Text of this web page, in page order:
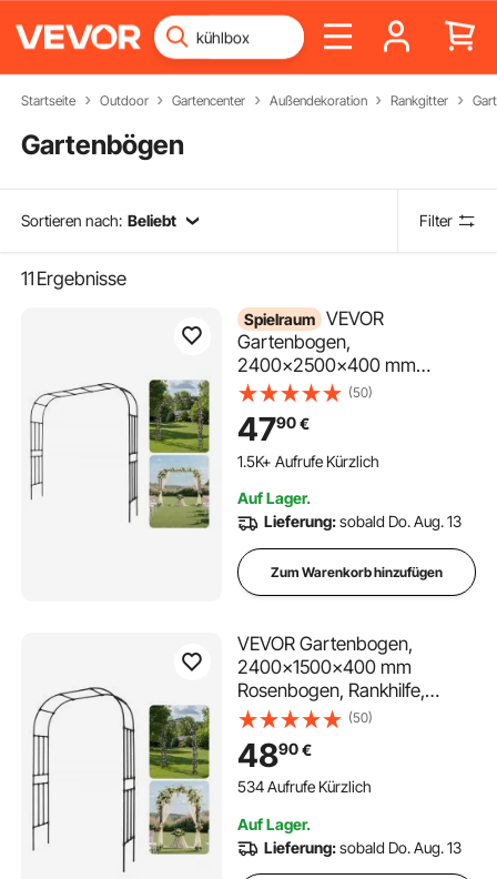
Startseite Outdoor Gartencenter Außendekoration Rankgitter
Gartenbögen
Sortieren nach: Beliebt Filter
11 Ergebnisse
Spielraum VEVOR
Gartenbogen,
2400x2500x400 mm
Rosenbogen, Rankhilfe,
Kletterhilfe, Metallbogen,
stabiler Rosenspalier für den
Außenbereich mit Pfählen,
Hochzeitsfeier-Dekoration
(50)
4790€
1.5K+ Aufrufe Kürzlich
Auf Lager.
Lieferung:sobald Do. Aug. 13
Zum Warenkorb hinzufügen
VEVOR Gartenbogen,
2400x1500x400 mm
Rosenbogen, Rankhilfe,
Kletterhilfe, Metallbogen,
stabiler Rosenspalier für den
Außenbereich mit Pfählen,
ideal für Hof, Rasen,
(50)
4890€
534 Aufrufe Kürzlich
Auf Lager.
Lieferung:sobald Do. Aug. 13